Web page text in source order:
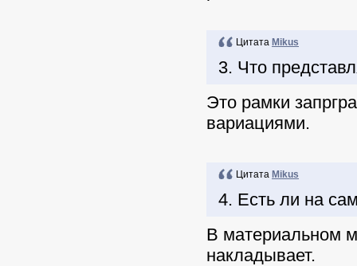
Цитата Mikus
3. Что
Это рамки
вариациями.
Цитата Mikus
4. Есть ли на
В материальном
накладывает.